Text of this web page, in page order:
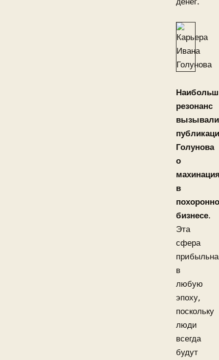
резонанс
вызывали
Голунова
о
в
бизнесе.
Эта
сфера
прибыльна
в
любую
эпоху,
поскольку
люди
всегда
будут